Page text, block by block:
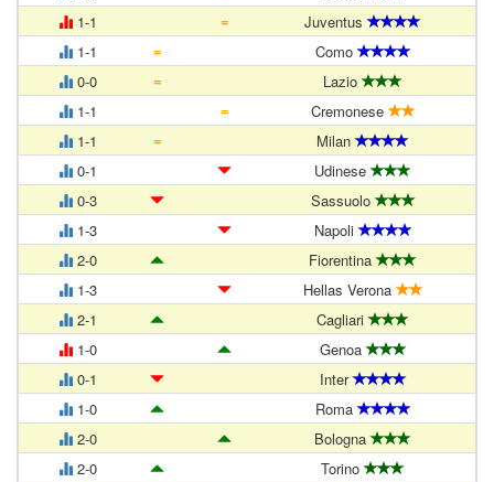
1-1
=
Juventus
1-1
=
Como
0-0
=
Lazio
1-1
=
Cremonese
1-1
=
Milan
0-1
Udinese
0-3
Sassuolo
1-3
Napoli
2-0
Fiorentina
1-3
Hellas Verona
2-1
Cagliari
1-0
Genoa
0-1
Inter
1-0
Roma
2-0
Bologna
2-0
Torino